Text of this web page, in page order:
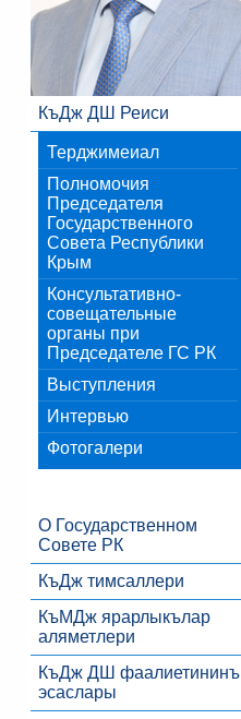
КъДж ДШ Реиси
Терджимеиал
Полномочия
Председателя
Государственного
Совета Республики
Крым
Консультативно-
совещательные
органы при
Председателе ГС РК
Выступления
Интервью
Фотогалери
О Государственном
Совете РК
КъДж тимсаллери
КъМДж ярарлыкълар
аляметлери
КъДж ДШ фаалиетининъ
эсаслары